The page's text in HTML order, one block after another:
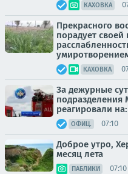
КАХОВКА
Прекрасного
порадует
КАХОВКА
За дежурные
подразделения
реагировали на:
ОФИЦ. 07:10
Доброе утро,
месяц лета
ПАБЛИКИ 07:10